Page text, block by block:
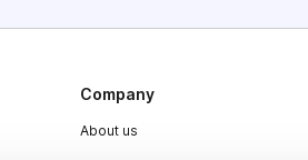
Company
About us